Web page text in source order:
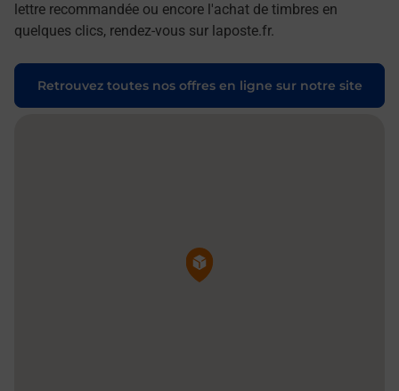
lettre recommandée ou encore l'achat de timbres en
quelques clics, rendez-vous sur laposte.fr.
Retrouvez toutes nos offres en ligne sur notre site
Pin de la carte